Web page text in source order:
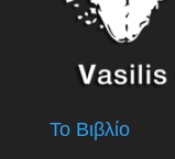
Το Βιβλίο